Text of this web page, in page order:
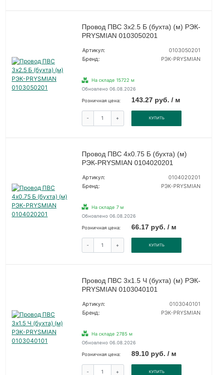
Провод ПВС 3х2.5 Б (бухта) (м) РЭК-
PRYSMIAN 0103050201
Артикул:
0103050201
Бренд:
РЭК-PRYSMIAN
На складе 15722 м
Обновлено 06.08.2026
Розничная цена: 143.27 руб. / м
- + КУПИТЬ
Провод ПВС 4х0.75 Б (бухта) (м)
РЭК-PRYSMIAN 0104020201
Артикул:
0104020201
Бренд:
РЭК-PRYSMIAN
На складе 7 м
Обновлено 06.08.2026
Розничная цена: 66.17 руб. / м
- + КУПИТЬ
Провод ПВС 3х1.5 Ч (бухта) (м) РЭК-
PRYSMIAN 0103040101
Артикул:
0103040101
Бренд:
РЭК-PRYSMIAN
На складе 2785 м
Обновлено 06.08.2026
Розничная цена: 89.10 руб. / м
- + КУПИТЬ